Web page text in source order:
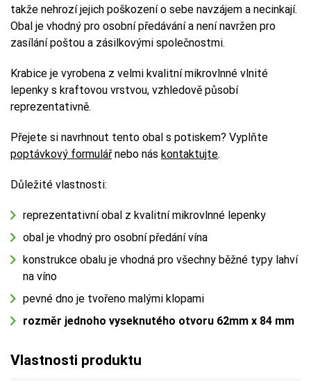
takže nehrozí jejich poškození o sebe navzájem a necinkají.
Obal je vhodný pro osobní předávání a není navržen pro
zasílání poštou a zásilkovými společnostmi.
Krabice je vyrobena z velmi kvalitní mikrovlnné vlnité
lepenky s kraftovou vrstvou, vzhledově působí
reprezentativně.
Přejete si navrhnout tento obal s potiskem? Vyplňte
poptávkový formulářnebo nás kontaktujte.
Důležité vlastnosti:
reprezentativní obal z kvalitní mikrovlnné lepenky
obal je vhodný pro osobní předání vína
konstrukce obalu je vhodná pro všechny běžné typy lahví
na víno
pevné dno je tvořeno malými klopami
rozměr jednoho vyseknutého otvoru 62mm x 84 mm
Vlastnosti produktu